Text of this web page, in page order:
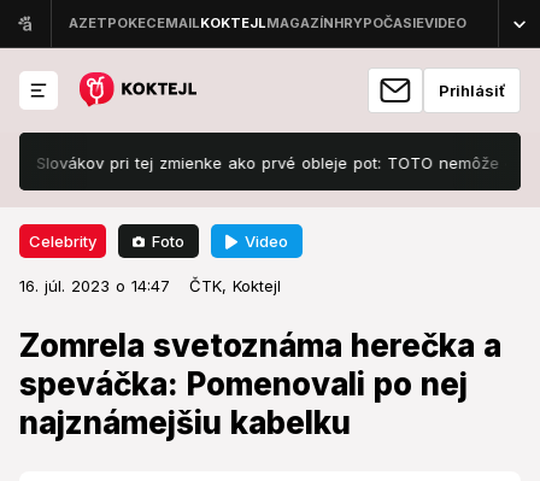
Prihlásiť
pri tej zmienke ako prvé obleje pot: TOTO nemôže chýbať!
Celebrity Foto Video
16. júl. 2023 o 14:47 ČTK, Koktejl
Zomrela svetoznáma herečka a
speváčka: Pomenovali po nej
najznámejšiu kabelku
Celebrity 16. júl. 2023 o 14:47
Zomrela svetoznáma herečka a
speváčka: Pomenovali po nej
najznámejšiu kabelku
Smutná správa.